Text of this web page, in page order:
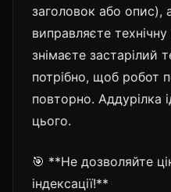
заголовок або опис),
виправляєте
знімаєте
потрібно, щоб робот
повторно. Аддурілка
цього.
🎯 **Не дозволяйте
індексації!**